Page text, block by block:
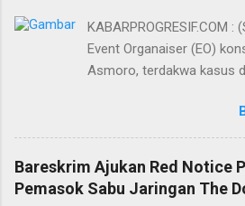
KABARPROGRESIF.COM
Event Organaiser (EO)
Asmoro, terdakwa kasus
dari tuntutan 1,5 tahun
Penuntut Umum (JPU)
Oleh majelis hakim yang
MH, kasus penipuan yang
dinyatakan bukan perkara
Bareskrim Ajukan Red Notice
Pemasok Sabu Jaringan The